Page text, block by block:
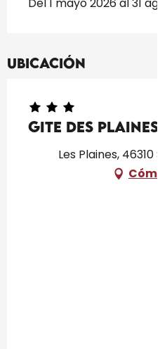
Ubicación
Gite des Plaines
Les Plaines,